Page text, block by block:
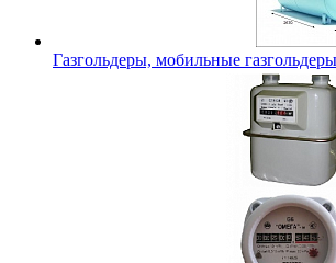
Газгольдеры, мобильные газгольдеры